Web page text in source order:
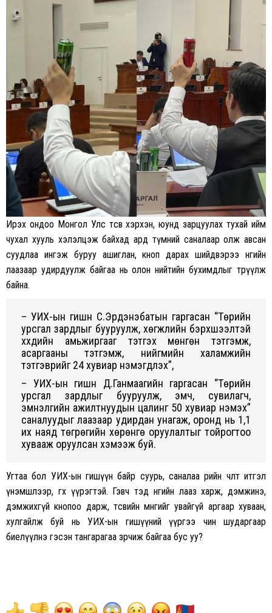
Ирэх ондоо Монгол Улс төсвөө хэрхэн, юунд зарцуулах тухай ийм
чухал хууль хэлэлцэж байхад ард түмний саналаар олж авсан
суудлаа ингэж буруу ашиглан, кноп дарах шийдвэрээ өнгийн
лаазаар удирдуулж байгаа нь олон нийтийн бухимдлыг төрүүлж
байна.
– УИХ-ын гишүүн С.Эрдэнэбатын гаргасан “Төрийн
урсгал зардлыг бууруулж, хөгжлийн бэрхшээлтэй
хүүхдийн амьжиргааг тэтгэх мөнгөн тэтгэмж,
асаргааны тэтгэмж, нийгмийн халамжийн
тэтгэврийг 24 хувиар нэмэгдүүлэх”,
– УИХ-ын гишүүн Д.Ганмаагийн гаргасан “Төрийн
урсгал зардлыг бууруулж, эмч, сувилагч,
эмнэлгийн ажилтнуудын цалинг 50 хувиар нэмэх”
саналуудыг лаазаар удирдан унагаж, оронд нь 1,1
их наяд төгрөгийн хөрөнгө оруулалтыг тойрогтоо
хувааж оруулсан хэмээж буй.
Угтаа бол УИХ-ын гишүүн байр суурь, саналаа өөрийн чөлөөт итгэл
үнэмшлээр, өгөх үүрэгтэй. Гэвч тэд өнгийн лааз харж, дэмжинэ,
дэмжихгүй кнопоо дарж, төсвийн мөнгийг увайгүй аргаар хуваан,
хулгайлж буй нь УИХ-ын гишүүний үүргээ чин шударгаар
биелүүлнэ гэсэн тангарагаа зөрчиж байгаа бус уу?